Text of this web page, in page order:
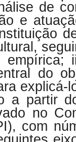
de
e
empírica;
do
a partir
no
com